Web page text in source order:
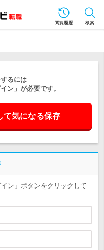
閲覧履歴 検索
るには
ン」が必要です。
て気になる保存
ン」ボタンをクリックして